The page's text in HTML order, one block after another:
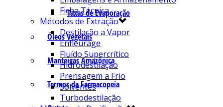
Taxas de Evaporação
Óleos Vegetais
Manteigas Amazônica
Termos da Farmacopeia
Ficha Técnica
Métodos de Extração
Destilação a Vapor
Enfleurage
Fluído Supercrítico
Hidrodestilação
Prensagem a Frio
Solventes
Turbodestilação